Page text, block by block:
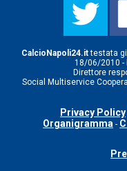
CalcioNapoli24.ittestata
18/06/2010 -
Direttore
Social Multiservice
Privacy Policy
Organigramma -